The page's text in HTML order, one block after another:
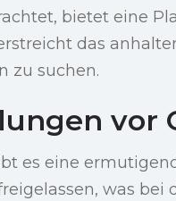
bietet eine
das
zu suchen.
vor
es eine
was